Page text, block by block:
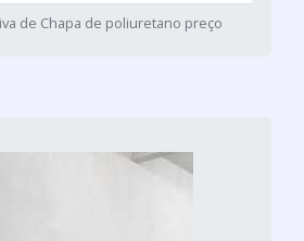
de Chapa de poliuretano preço